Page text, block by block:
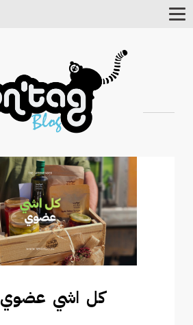
Toggle
كل اشي عضوي